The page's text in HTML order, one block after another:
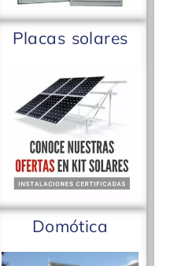
Placas solares
Domótica